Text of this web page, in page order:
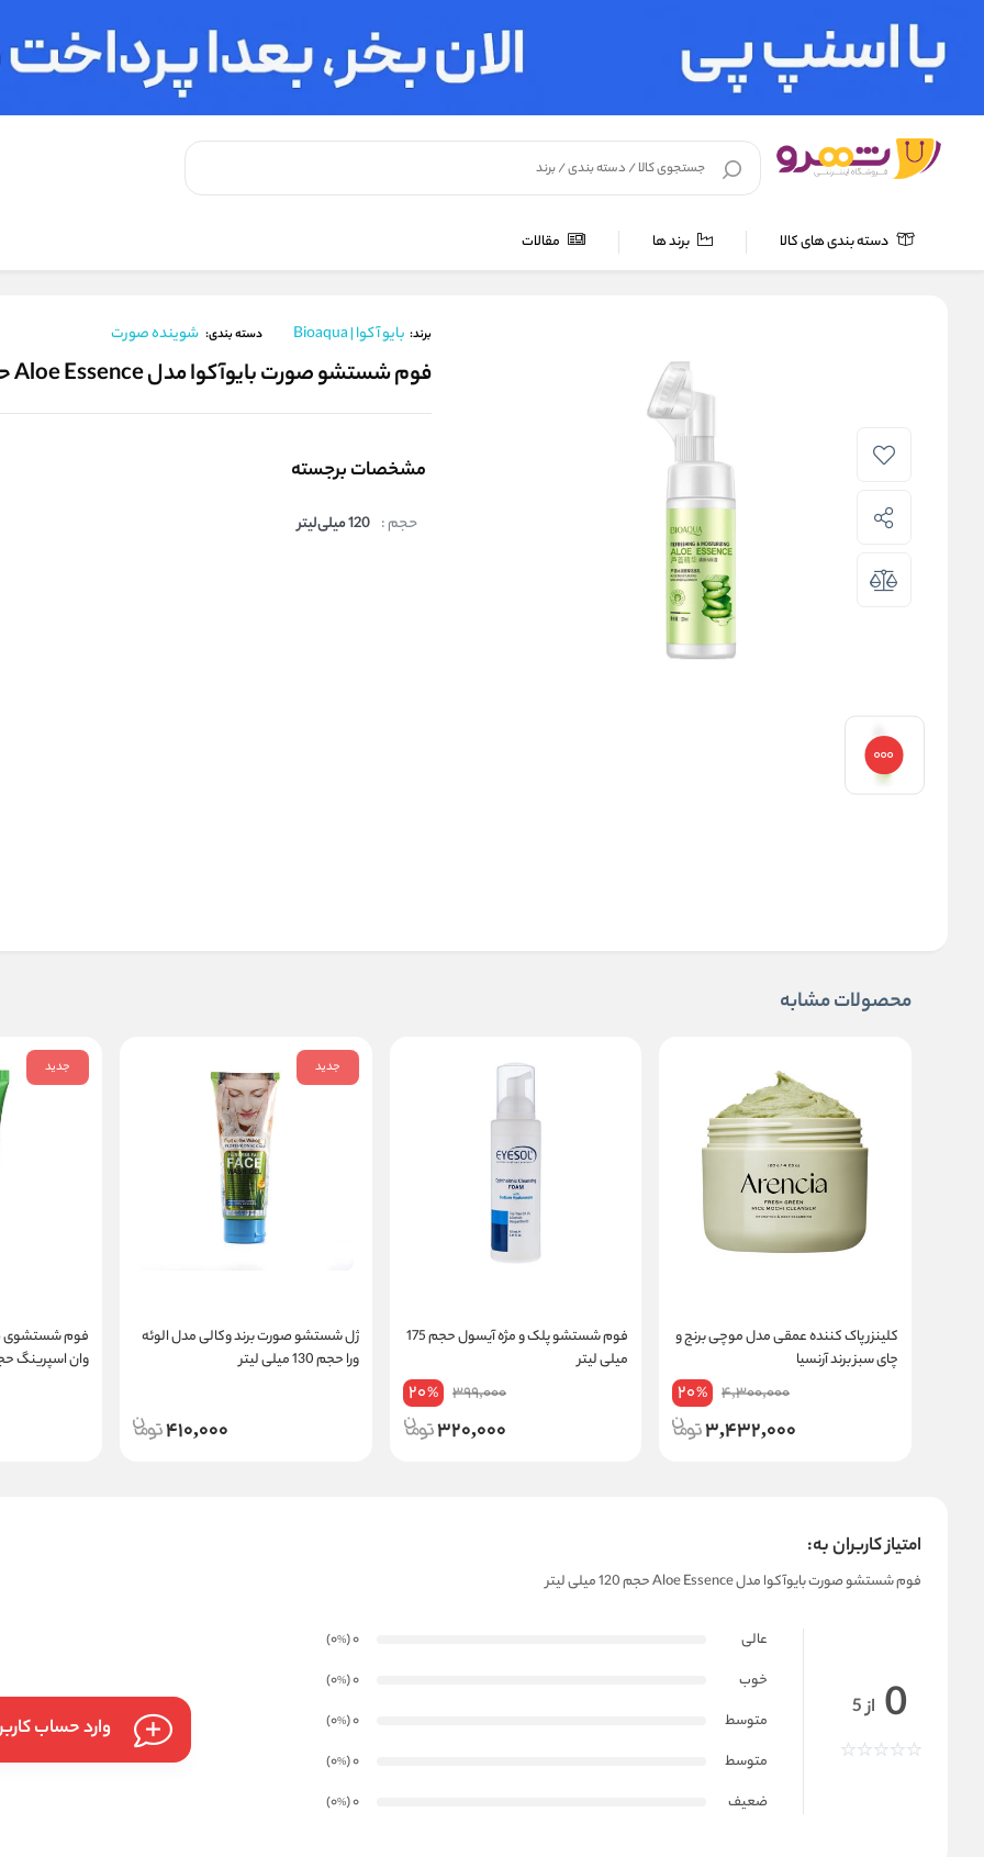
دسته بندی های کالا برند ها مقالات
لوازم بهداشتی مراقبت پوست شوینده صورت
برند: بایو آکوا | Bioaqua دسته بندی: شوینده صورت
فوم شستشو صورت بایوآکوا مدل Aloe Essence حجم 120 میلی لیتر
مشخصات برجسته
حجم : 120 میلی‌لیتر
محصولات مشابه
کلینزر پاک کننده عمقی مدل موچی برنج و
چای سبز برند آرنسیا
4,300,000
20%
3,432,000
فوم شستشو پلک و مژه آیسول حجم 175
میلی لیتر
399,000
20%
320,000
جدید
ژل شستشو صورت برند وکالی مدل الوئه
ورا حجم 130 میلی لیتر
410,000
جدید
فوم شستشوی
وان اسپرینگ حجم
امتیاز کاربران به:
فوم شستشو صورت بایوآکوا مدل Aloe Essence حجم 120 میلی لیتر
0 از 5
عالی 0
(0
%
)
خوب
0
(0
%
)
متوسط
0
(0
%
)
متوسط
0
(0
%
)
ضعیف
0
(0
%
)
وارد حساب